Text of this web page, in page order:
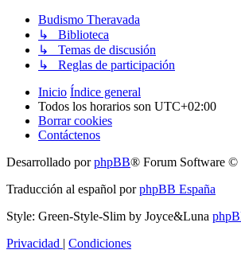
Budismo Theravada
↳ Biblioteca
↳ Temas de discusión
↳ Reglas de participación
Inicio Índice general
Todos los horarios son UTC+02:00
Borrar cookies
Contáctenos
Desarrollado porphpBB® Forum Software ©
Traducción al español porphpBB España
Style: Green-Style-Slim by Joyce&Luna
Privacidad | Condiciones